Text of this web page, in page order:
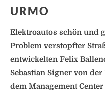
URMO
Elektroautos schön und
Problem verstopfter
entwickelten Felix
Sebastian Signer von
dem Management